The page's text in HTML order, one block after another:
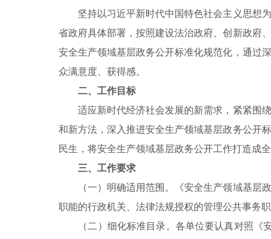
坚持以习近平新时代中国特色社会主义思想为
省政府具体部署，按照建设法治政府、创新政府
安全生产领域基层政务公开标准化规范化，通过
众满意度、获得感。
二、工作目标
适应新时代经济社会发展的新需求，紧紧围绕
和新方法，深入推进安全生产领域基层政务公开
民生，将安全生产领域基层政务公开工作打造成
三、工作要求
（一）明确适用范围。《安全生产领域基层政
职能的行政机关、法律法规授权的管理公共事务
（二）细化标准目录。各单位要认真对照《安